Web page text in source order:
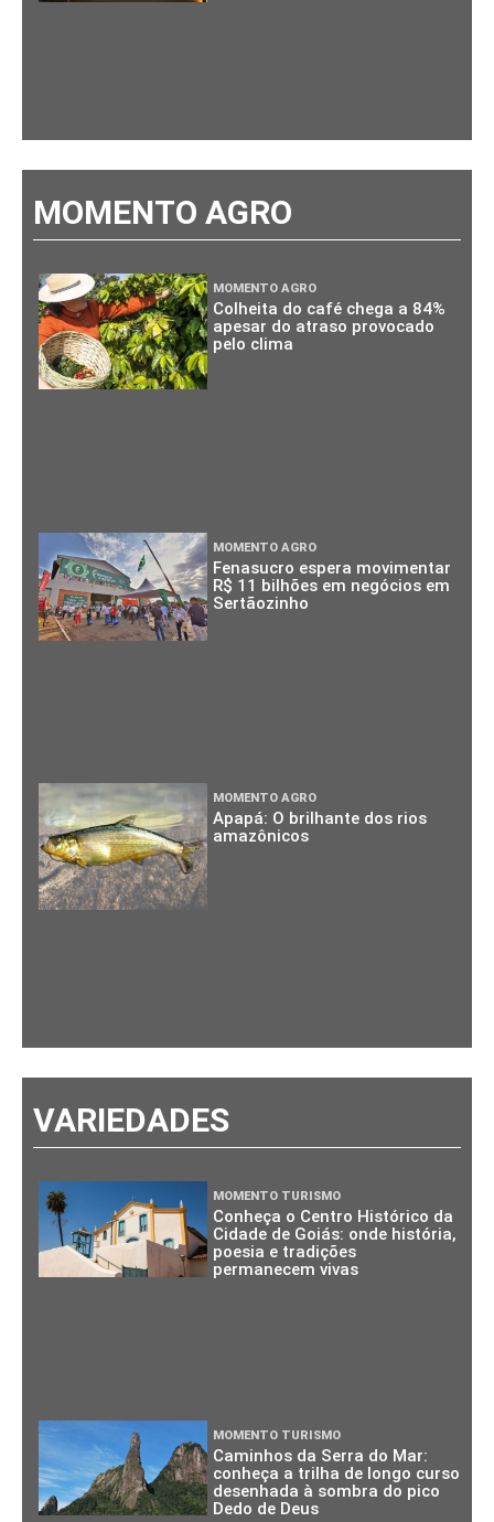
MOMENTO AGRO
MOMENTO AGRO
Colheita do café chega a 84%
apesar do atraso provocado
pelo clima
MOMENTO AGRO
Fenasucro espera movimentar
R$ 11 bilhões em negócios em
Sertãozinho
MOMENTO AGRO
Apapá: O brilhante dos rios
amazônicos
VARIEDADES
MOMENTO TURISMO
Conheça o Centro Histórico da
Cidade de Goiás: onde história,
poesia e tradições
permanecem vivas
MOMENTO TURISMO
Caminhos da Serra do Mar:
conheça a trilha de longo curso
desenhada à sombra do pico
Dedo de Deus